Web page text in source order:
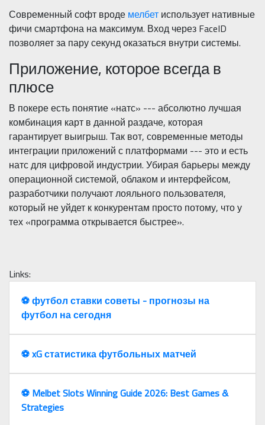
Современный софт вродемелбетиспользует нативные
фичи смартфона на максимум. Вход через FaceID
позволяет за пару секунд оказаться внутри системы.
Приложение, которое всегда в
плюсе
В покере есть понятие «натс» --- абсолютно лучшая
комбинация карт в данной раздаче, которая
гарантирует выигрыш. Так вот, современные методы
интеграции приложений с платформами --- это и есть
натс для цифровой индустрии. Убирая барьеры между
операционной системой, облаком и интерфейсом,
разработчики получают лояльного пользователя,
который не уйдет к конкурентам просто потому, что у
тех «программа открывается быстрее».
Links:
⚽️ футбол ставки советы - прогнозы на
футбол на сегодня
⚽️ xG статистика футбольных матчей
⚽️ Melbet Slots Winning Guide 2026: Best Games &
Strategies